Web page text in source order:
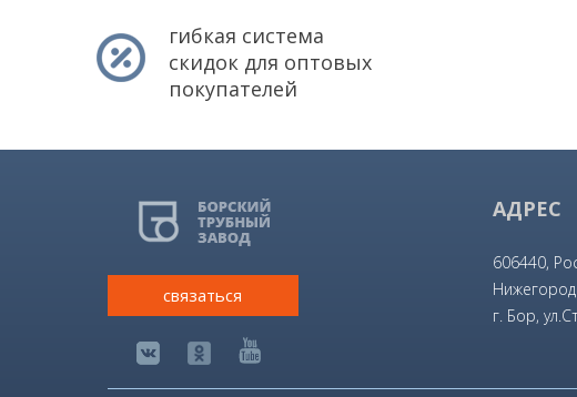
гибкая система
скидок для оптовых
покупателей
связаться
АДРЕС
606440,
г. Бор,